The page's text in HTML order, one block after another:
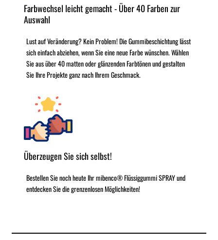
Farbwechsel leicht gemacht - Über 40 Farben zur
Auswahl
Lust auf Veränderung? Kein Problem! Die Gummibeschichtung lässt
sich einfach abziehen, wenn Sie eine neue Farbe wünschen. Wählen
Sie aus über 40 matten oder glänzenden Farbtönen und gestalten
Sie Ihre Projekte ganz nach Ihrem Geschmack.
Überzeugen Sie sich selbst!
Bestellen Sie noch heute Ihr mibenco® Flüssiggummi SPRAY und
entdecken Sie die grenzenlosen Möglichkeiten!